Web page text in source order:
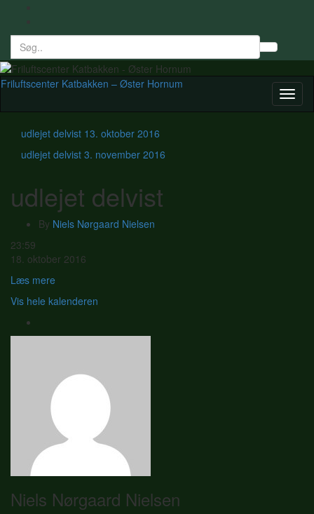
form
Search
for:
Friluftscenter Katbakken – Øster Hornum
udlejet delvist 13. oktober 2016
udlejet delvist 3. november 2016
udlejet delvist
By Niels Nørgaard Nielsen
udlejet
delvist
23:59
18. oktober 2016
Læs mere
Vis hele kalenderen
Niels Nørgaard Nielsen